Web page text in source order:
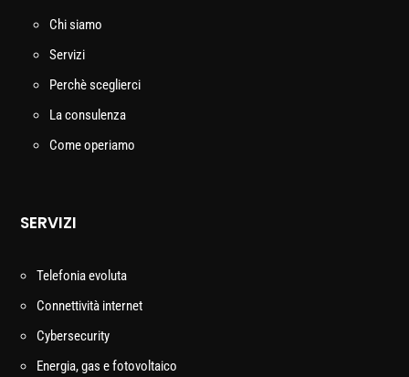
Chi siamo
Servizi
Perchè sceglierci
La consulenza
Come operiamo
SERVIZI
Telefonia evoluta
Connettività internet
Cybersecurity
Energia, gas e fotovoltaico